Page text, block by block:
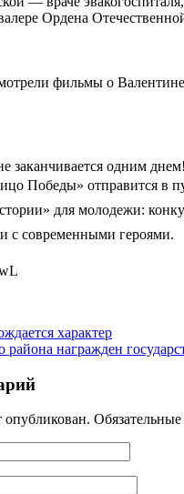
Ордена Отечественной
фильмы о
заканчивается одним
Победы» отправится в
для молодежи:
с современными героями.
характер
района награжден
опубликован.